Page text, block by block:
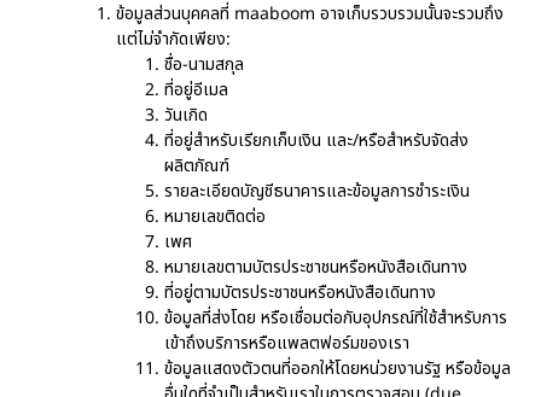
ข้อมูลส่วนบุคคลที่ maaboom อาจเก็บรวบรวมนั้นจะรวมถึง
แต่ไม่จำกัดเพียง:
ชื่อ-นามสกุล
ที่อยู่อีเมล
วันเกิด
ที่อยู่สำหรับเรียกเก็บเงิน และ/หรือสำหรับจัดส่ง
ผลิตภัณฑ์
รายละเอียดบัญชีธนาคารและข้อมูลการชำระเงิน
หมายเลขติดต่อ
เพศ
หมายเลขตามบัตรประชาชนหรือหนังสือเดินทาง
ที่อยู่ตามบัตรประชาชนหรือหนังสือเดินทาง
ข้อมูลที่ส่งโดย หรือเชื่อมต่อกับอุปกรณ์ที่ใช้สำหรับการ
เข้าถึงบริการหรือแพลตฟอร์มของเรา
ข้อมูลแสดงตัวตนที่ออกให้โดยหน่วยงานรัฐ หรือข้อมูล